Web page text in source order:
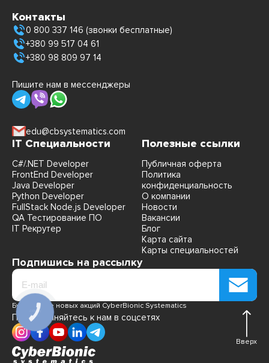
Контакты
0 800 337 146 (звонки бесплатные)
+380 99 517 04 61
+380 98 809 97 14
Пишите нам в мессенджеры
edu@cbsystematics.com
IT Специальности
C#/.NET Developer
FrontEnd Developer
Java Developer
Python Developer
FullStack Node.js Developer
QA Тестирование ПО
IT Рекрутер
Полезные ссылки
Публичная оферта
Политика
конфиденциальность
О компании
Новости
Вакансии
Блог
Карта сайта
Карты специальностей
Подпишись на рассылку
Будь в курсе новых акций CyberBionic Systematics
Присоединяйтесь к нам в соцсетях
Вверх
КНОПКА
СВЯЗИ